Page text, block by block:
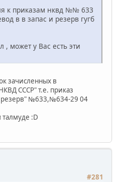
к приказам нквд №№ 633
в в запас и резерв гугб
может у Вас есть эти
зачисленных в
СССР" т.е. приказ
№633,№634-29 04
талмуде :D
#281